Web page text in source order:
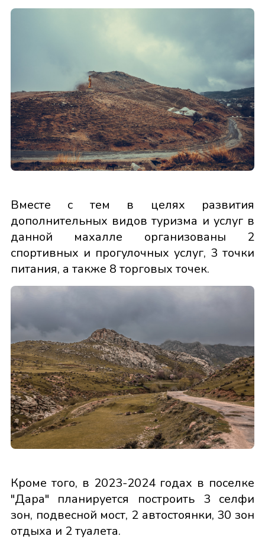
Вместе с тем в целях развития
дополнительных видов туризма и услуг в
данной махалле организованы 2
спортивных и прогулочных услуг, 3 точки
питания, а также 8 торговых точек.
Кроме того, в 2023-2024 годах в поселке
"Дара" планируется построить 3 селфи
зон, подвесной мост, 2 автостоянки, 30 зон
отдыха и 2 туалета.